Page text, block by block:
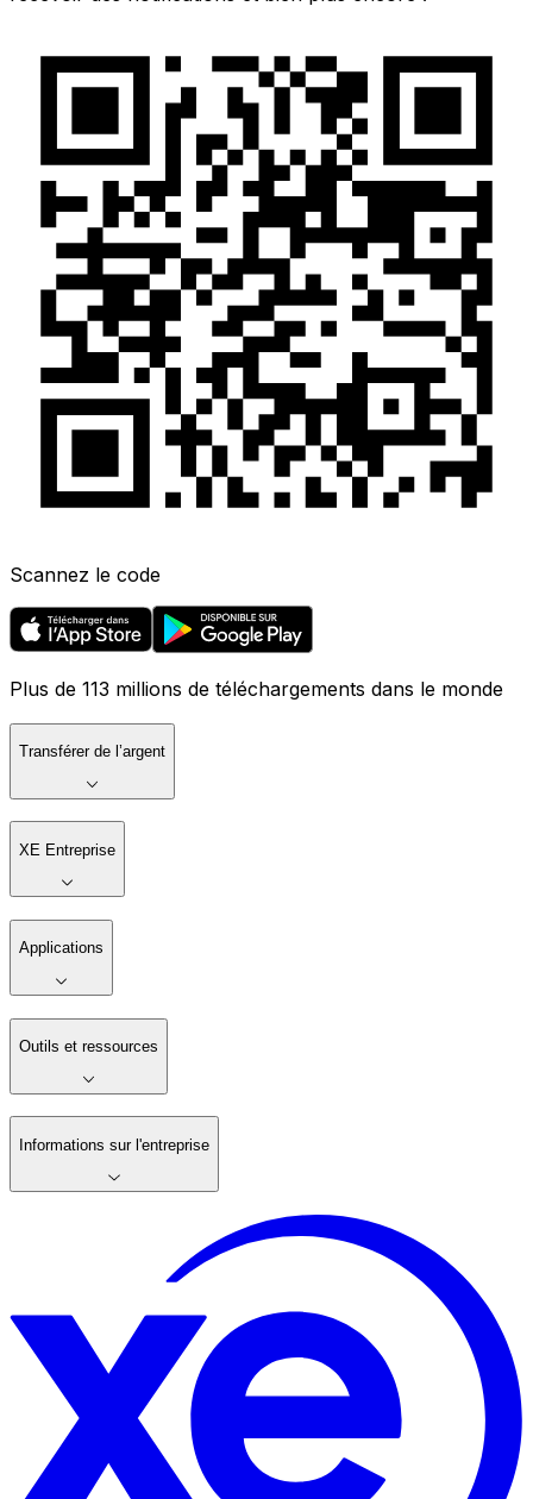
Scannez le code
Plus de 113 millions de téléchargements dans le monde
Transférer de l’argent
XE Entreprise
Applications
Outils et ressources
Informations sur l'entreprise